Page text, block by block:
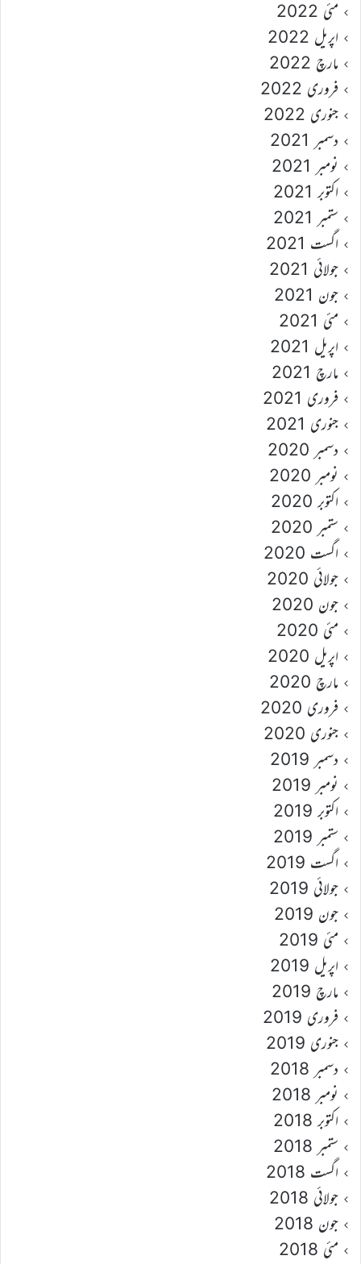
مئی 2022
اپریل 2022
مارچ 2022
فروری 2022
جنوری 2022
دسمبر 2021
نومبر 2021
اکتوبر 2021
ستمبر 2021
اگست 2021
جولائی 2021
جون 2021
مئی 2021
اپریل 2021
مارچ 2021
فروری 2021
جنوری 2021
دسمبر 2020
نومبر 2020
اکتوبر 2020
ستمبر 2020
اگست 2020
جولائی 2020
جون 2020
مئی 2020
اپریل 2020
مارچ 2020
فروری 2020
جنوری 2020
دسمبر 2019
نومبر 2019
اکتوبر 2019
ستمبر 2019
اگست 2019
جولائی 2019
جون 2019
مئی 2019
اپریل 2019
مارچ 2019
فروری 2019
جنوری 2019
دسمبر 2018
نومبر 2018
اکتوبر 2018
ستمبر 2018
اگست 2018
جولائی 2018
جون 2018
مئی 2018